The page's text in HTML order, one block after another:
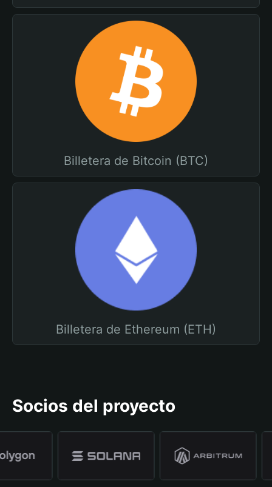
Billetera de Bitcoin (BTC)
Billetera de Ethereum (ETH)
Socios del proyecto